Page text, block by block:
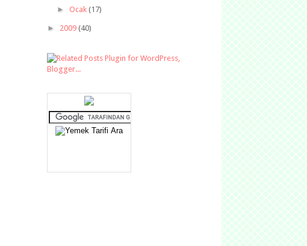
► Ocak (17)
► 2009 (40)